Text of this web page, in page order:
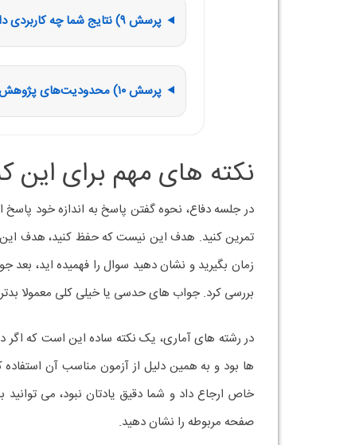
پرسش ۹) نتایج شما چه کاربردی دارد و چه کسی می‌تواند استفاده کند؟
پرسش ۱۰) محدودیت‌های پژوهش شما چیست؟ اگر دوباره انجام دهید چه چیزی را تغییر می‌دهید؟
نکته های مهم برای این
در جلسه دفاع، نحوه گفتن پاسخ به اندازه خود
تمرین کنید. هدف این نیست که حفظ کنید، هدف این
زمان بگیرید و نشان دهید سوال را فهمیده اید،
بررسی کرد. جواب های حدسی یا خیلی کلی معمولا
در رشته های آماری، یک نکته ساده این است که اگر
ها بود و به همین دلیل از آزمون مناسب آن
خاص ارجاع داد و شما دقیق یادتان نبود، می
صفحه مربوطه را نشان دهید.